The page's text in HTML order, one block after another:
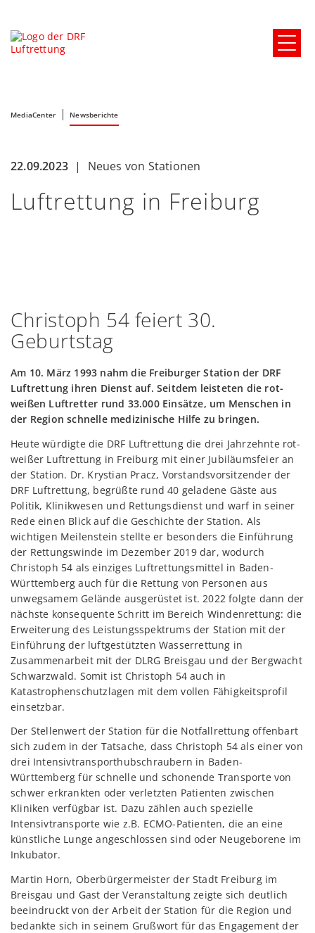
MediaCenter Newsberichte
22.09.2023 | Neues von Stationen
Luftrettung in Freiburg
Christoph 54 feiert 30.
Geburtstag
Am 10. März 1993 nahm die Freiburger Station der DRF
Luftrettung ihren Dienst auf. Seitdem leisteten die rot-
weißen Luftretter rund 33.000 Einsätze, um Menschen in
der Region schnelle medizinische Hilfe zu bringen.
Heute würdigte die DRF Luftrettung die drei Jahrzehnte rot-
weißer Luftrettung in Freiburg mit einer Jubiläumsfeier an
der Station. Dr. Krystian Pracz, Vorstandsvorsitzender der
DRF Luftrettung, begrüßte rund 40 geladene Gäste aus
Politik, Klinikwesen und Rettungsdienst und warf in seiner
Rede einen Blick auf die Geschichte der Station. Als
wichtigen Meilenstein stellte er besonders die Einführung
der Rettungswinde im Dezember 2019 dar, wodurch
Christoph 54 als einziges Luftrettungsmittel in Baden-
Württemberg auch für die Rettung von Personen aus
unwegsamem Gelände ausgerüstet ist. 2022 folgte dann der
nächste konsequente Schritt im Bereich Windenrettung: die
Erweiterung des Leistungsspektrums der Station mit der
Einführung der luftgestützten Wasserrettung in
Zusammenarbeit mit der DLRG Breisgau und der Bergwacht
Schwarzwald. Somit ist Christoph 54 auch in
Katastrophenschutzlagen mit dem vollen Fähigkeitsprofil
einsetzbar.
Der Stellenwert der Station für die Notfallrettung offenbart
sich zudem in der Tatsache, dass Christoph 54 als einer von
drei Intensivtransporthubschraubern in Baden-
Württemberg für schnelle und schonende Transporte von
schwer erkrankten oder verletzten Patienten zwischen
Kliniken verfügbar ist. Dazu zählen auch spezielle
Intensivtransporte wie z.B. ECMO-Patienten, die an eine
künstliche Lunge angeschlossen sind oder Neugeborene im
Inkubator.
Martin Horn, Oberbürgermeister der Stadt Freiburg im
Breisgau und Gast der Veranstaltung zeigte sich deutlich
beeindruckt von der Arbeit der Station für die Region und
bedankte sich in seinem Grußwort für das Engagement der